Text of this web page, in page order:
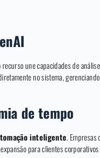
recurso une capacidades de
no sistema,
de tempo
inteligente.
para clientes